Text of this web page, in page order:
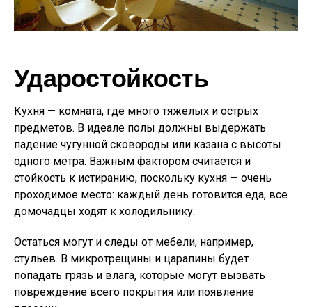
Ударостойкость
Кухня — комната, где много тяжелых и острых
предметов. В идеале полы должны выдержать
падение чугунной сковороды или казана с высоты
одного метра. Важным фактором считается и
стойкость к истиранию, поскольку кухня — очень
проходимое место: каждый день готовится еда, все
домочадцы ходят к холодильнику.
Остаться могут и следы от мебели, например,
стульев. В микротрещины и царапины будет
попадать грязь и влага, которые могут вызвать
повреждение всего покрытия или появление